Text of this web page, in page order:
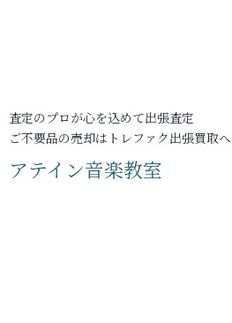
査定のプロが心を込めて出張査定
ご不要品の売却はトレファク出張買取へ
アテイン音楽教室